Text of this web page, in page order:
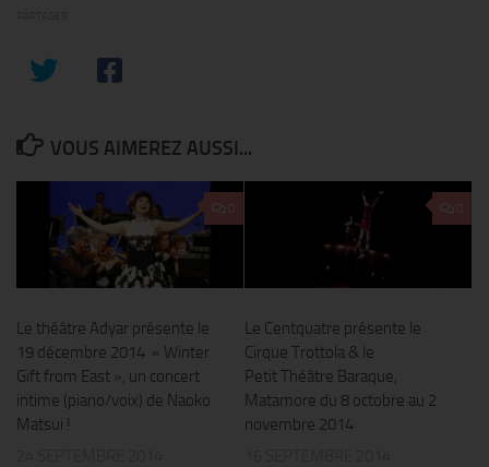
VOUS AIMEREZ AUSSI...
Le théâtre Adyar présente le
19 décembre 2014 « Winter
Gift from East », un concert
intime (piano/voix) de Naoko
Matsui !
Le Centquatre présente le
Cirque Trottola & le
Petit Théâtre Baraque,
Matamore du 8 octobre au 2
novembre 2014